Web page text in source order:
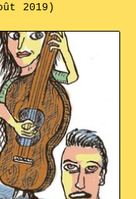
2019)